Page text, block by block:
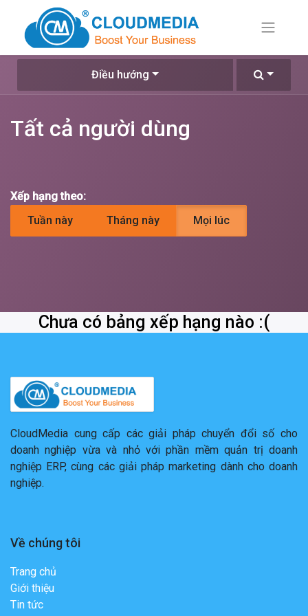
Điều hướng
Tất cả người dùng
Xếp hạng theo:
Tuần này
Tháng này Mọi lúc
Chưa có bảng xếp hạng nào :(
CloudMedia cung cấp các giải pháp chuyển đổi số cho
doanh nghiệp vừa và nhỏ với phần mềm quản trị doanh
nghiệp ERP, cùng các giải pháp marketing dành cho doanh
nghiệp.
Về chúng tôi
Trang chủ
Giới thiệu
Tin tức